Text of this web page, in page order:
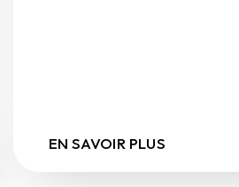
EN SAVOIR PLUS